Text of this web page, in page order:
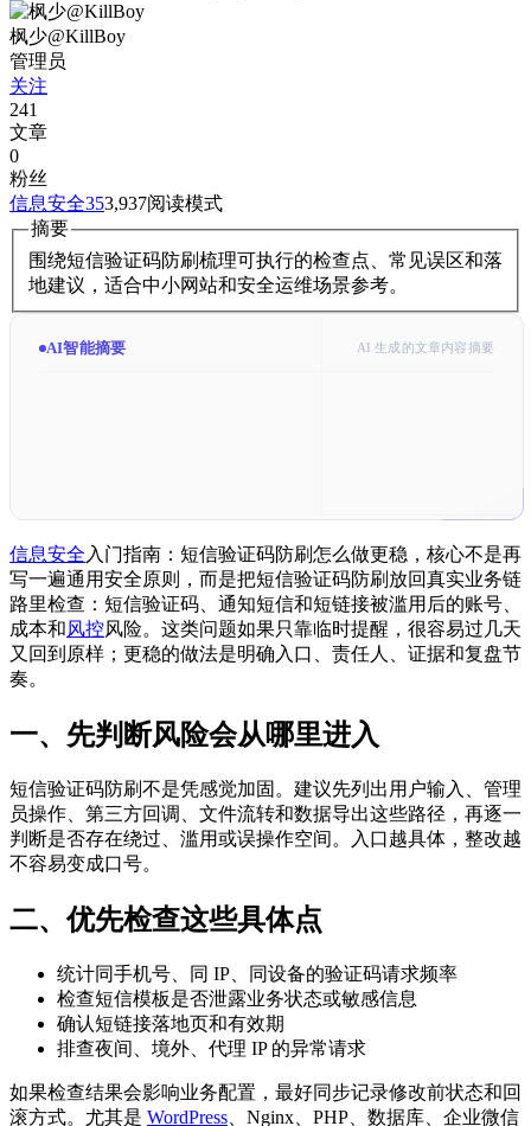
枫少@KillBoy
管理员
关注
241
文章
0
粉丝
信息安全353,937阅读模式
摘要
围绕短信验证码防刷梳理可执行的检查点、常见误区和落
地建议，适合中小网站和安全运维场景参考。
AI智能摘要 AI 生成的文章内容摘要
信息安全 入门指南：短信验证码防刷怎么做更稳，核心不是再
写一遍通用安全原则，而是把短信验证码防刷放回真实业务链
路里检查：短信验证码、通知短信和短链接被滥用后的账号、
成本和风控风险。这类问题如果只靠临时提醒，很容易过几天
又回到原样；更稳的做法是明确入口、责任人、证据和复盘节
奏。
一、先判断风险会从哪里进入
短信验证码防刷不是凭感觉加固。建议先列出用户输入、管理
员操作、第三方回调、文件流转和数据导出这些路径，再逐一
判断是否存在绕过、滥用或误操作空间。入口越具体，整改越
不容易变成口号。
二、优先检查这些具体点
统计同手机号、同 IP、同设备的验证码请求频率
检查短信模板是否泄露业务状态或敏感信息
确认短链接落地页和有效期
排查夜间、境外、代理 IP 的异常请求
如果检查结果会影响业务配置，最好同步记录修改前状态和回
滚方式。尤其是 WordPress 、Nginx、PHP、数据库、企业微信